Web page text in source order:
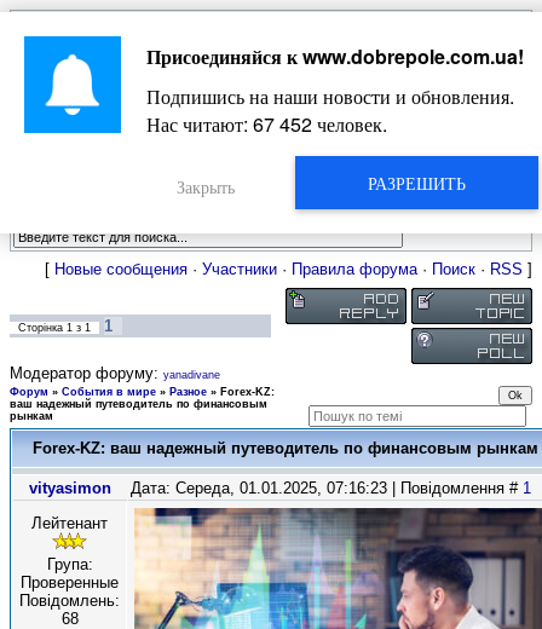
Главная
Новости
Довідкова
Фото
Оголошення
Видео
Жизнь Добропольского края
[ Новые сообщения · Участники · Правила форума· Поиск · RSS ]
Сторінка 1 з 1 1
Модератор форуму: yanadivane
Форум » События в мире » Разное » Forex-KZ:
ваш надежный путеводитель по финансовым
рынкам
Forex-KZ: ваш надежный путеводитель по финансовым рынкам
vityasimon Дата: Середа, 01.01.2025, 07:16:23 | Повідомлення # 1
Лейтенант
Група:
Проверенные
Повідомлень:
68
Присоединяйся кwww.dobrepole.com.ua!
Подпишись на наши новости и обновления.
Нас читают: 67 464человек.
РАЗРЕШИТЬ
Закрыть